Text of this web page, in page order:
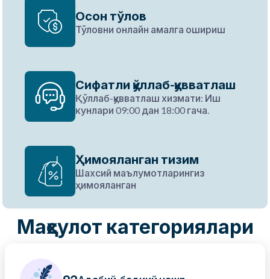
Осон тўлов
Тўловни онлайн амалга ошириш
Сифатли қўллаб-қувватлаш
Қўллаб-қувватлаш хизмати: Иш
кунлари 09:00 дан 18:00 гача.
Ҳимояланган тизим
Шахсий маълумотларингиз
ҳимояланган
Маҳсулот категориялари